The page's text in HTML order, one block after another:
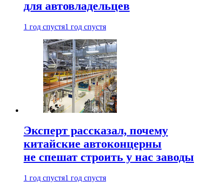
для автовладельцев
1 год спустя1 год спустя
Эксперт рассказал, почему
китайские автоконцерны
не спешат строить у нас заводы
1 год спустя1 год спустя